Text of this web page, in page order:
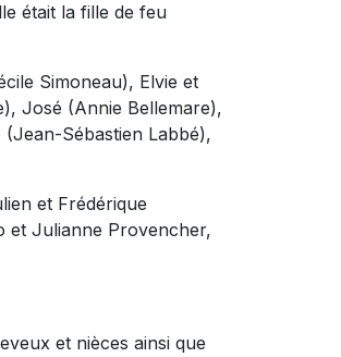
était la fille de feu
Simoneau), Elvie et
José (Annie Bellemare),
Sébastien Labbé),
et Frédérique
et Julianne Provencher,
et nièces ainsi que